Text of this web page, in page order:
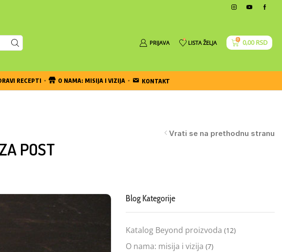
PRIJAVA 0 LISTA ŽELJA 0 0,00RSD
RECEPTI O NAMA: MISIJA I VIZIJA KONTAKT
Vrati se na prethodnu stranu
POST
Blog Kategorije
Katalog Beyond proizvoda (12)
O nama: misija i vizija (7)